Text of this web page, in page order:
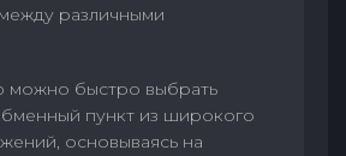
различными
можно быстро выбрать
пункт из широкого
основываясь на